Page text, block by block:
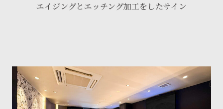
エイジングとエッチング加工をしたサイン